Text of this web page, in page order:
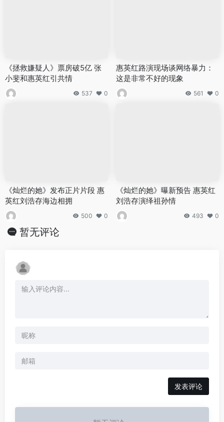
《拯救嫌疑人》票房破5亿 张
小斐和惠英红引共情
537 0
惠英红路演现场谈网络暴力：
这是非常不好的现象
561 0
《灿烂的她》发布正片片段 惠
英红刘浩存海边相拥
500 0
《灿烂的她》曝新预告 惠英红
刘浩存演绎祖孙情
493 0
暂无评论
发表评论